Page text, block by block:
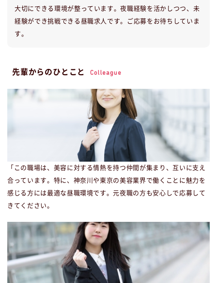
大切にできる環境が整っています。夜職経験を活かしつつ、未
経験ができ挑戦できる昼職求人です。ご応募をお待ちしていま
す。
先輩からのひとこと Colleague
「この職場は、美容に対する情熱を持つ仲間が集まり、互いに支え
合っています。特に、神奈川や東京の美容業界で働くことに魅力を
感じる方には最適な昼職環境です。元夜職の方も安心しで応募して
きてください。